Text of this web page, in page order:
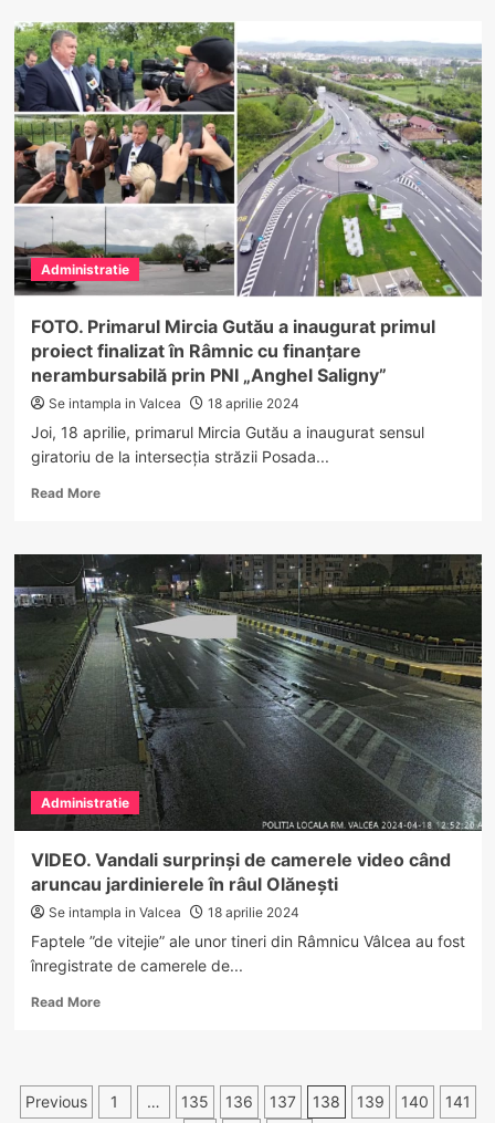
Proiect
pentru
extinderea
Unității
de
Primiri
Urgențe
(UPU)
Vâlcea
Administratie
FOTO. Primarul Mircia Gutău a inaugurat primul
proiect finalizat în Râmnic cu finanțare
nerambursabilă prin PNI „Anghel Saligny”
Se intampla in Valcea 18 aprilie 2024
Joi, 18 aprilie, primarul Mircia Gutău a inaugurat sensul
giratoriu de la intersecția străzii Posada...
Read MoreRead
FOTO.
Primarul
Mircia
Gutău
a
inaugurat
primul
proiect finalizat în
Râmnic
finanțare
nerambursabilă
prin PNI „Anghel
Saligny”
Administratie
VIDEO. Vandali surprinși de camerele video când
aruncau jardinierele în râul Olănești
Se intampla in Valcea 18 aprilie 2024
Faptele ”de vitejie” ale unor tineri din Râmnicu Vâlcea au fost
înregistrate de camerele de...
Read MoreRead
Vandali
surprinși
Paginație
Previous 1 … 135 136 137 138 139 140
141